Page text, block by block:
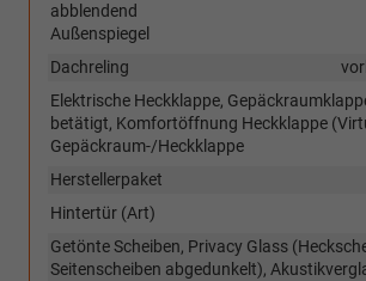
abblendend
Außenspiegel
Dachreling
Elektrische Heckklappe,
betätigt, Komfortöffnung Heckklappe
Gepäckraum-/Heckklappe
Herstellerpaket
Hintertür (Art)
Getönte Scheiben, Privacy Glass
Seitenscheiben abgedunkelt),